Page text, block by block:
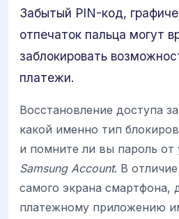
Забытый PIN-код,
отпечаток пальца могут
заблокировать
платежи.
Восстановление доступа
какой именно тип
и помните ли вы пароль от
Samsung Account. В
самого экрана смартфона,
платежному приложению